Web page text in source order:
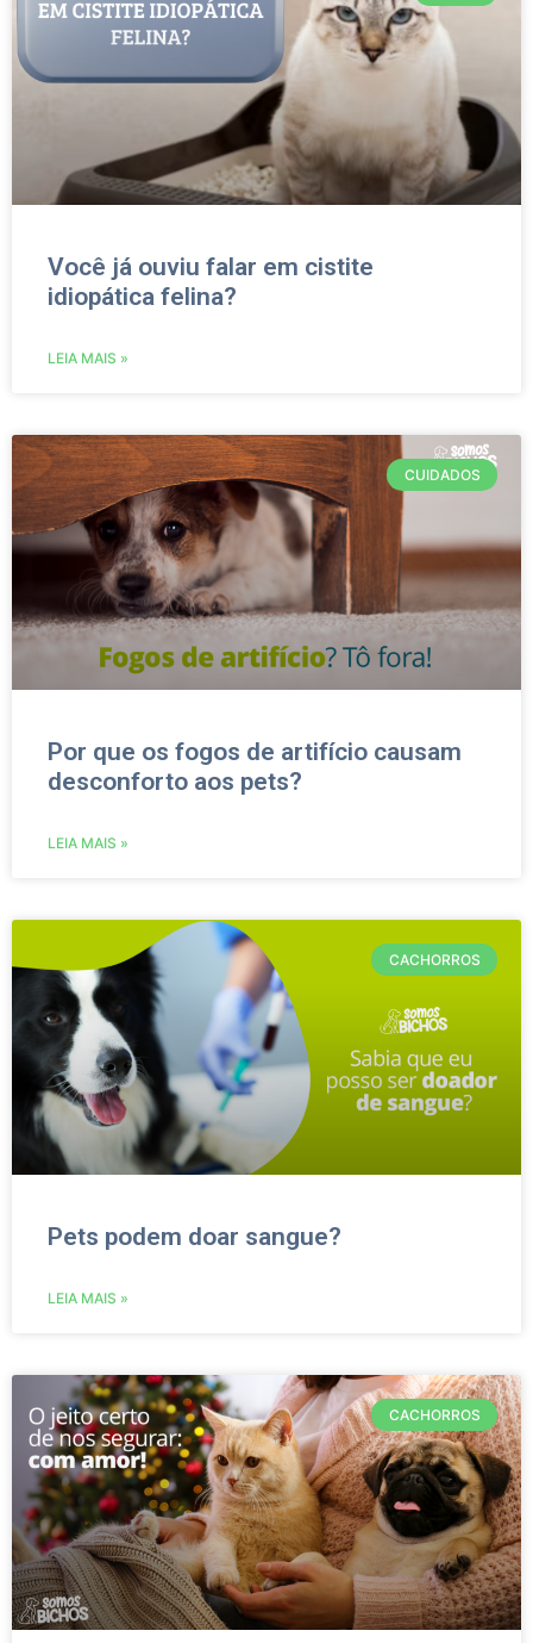
Você já ouviu falar em cistite
idiopática felina?
LEIA MAIS »
CUIDADOS
Por que os fogos de artifício causam
desconforto aos pets?
LEIA MAIS »
CACHORROS
Pets podem doar sangue?
LEIA MAIS »
CACHORROS